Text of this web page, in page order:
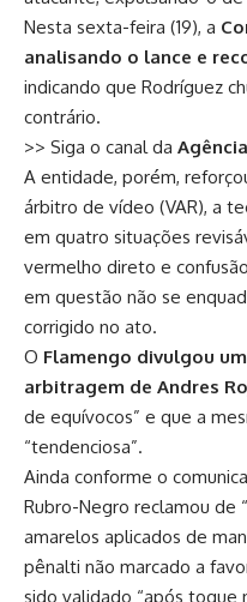
Nesta sexta-feira (19), a
analisando o lance e
indicando que Rodríguez
contrário.
>> Siga o canal da
A entidade, porém,
árbitro de vídeo (VAR), a
em quatro situações
vermelho direto e
em questão não se
corrigido no ato.
O Flamengo divulgou
arbitragem de Andres
de equívocos” e que a
“tendenciosa”.
Ainda conforme o
Rubro-Negro reclamou de
amarelos aplicados de
pênalti não marcado a
sido validado “após toque